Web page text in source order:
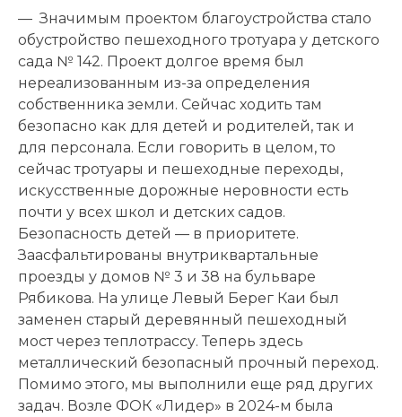
— Значимым проектом благоустройства стало
обустройство пешеходного тротуара у детского
сада № 142. Проект долгое время был
нереализованным из-за определения
собственника земли. Сейчас ходить там
безопасно как для детей и родителей, так и
для персонала. Если говорить в целом, то
сейчас тротуары и пешеходные переходы,
искусственные дорожные неровности есть
почти у всех школ и детских садов.
Безопасность детей — в приоритете.
Заасфальтированы внутриквартальные
проезды у домов № 3 и 38 на бульваре
Рябикова. На улице Левый Берег Каи был
заменен старый деревянный пешеходный
мост через теплотрассу. Теперь здесь
металлический безопасный прочный переход.
Помимо этого, мы выполнили еще ряд других
задач. Возле ФОК «Лидер» в 2024-м была